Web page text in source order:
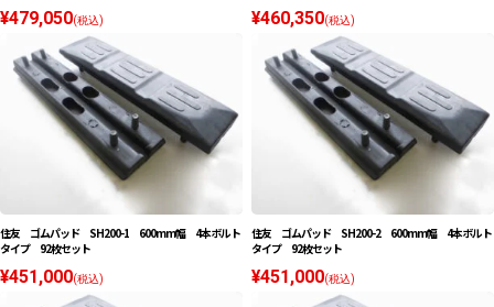
¥479,050(税込) ¥460,350(税込)
住友 ゴムパッド SH200-1 600mm幅 4本ボルト
タイプ 92枚セット
¥451,000(税込)
住友 ゴムパッド SH200-2 600mm幅 4本ボルト
タイプ 92枚セット
¥451,000(税込)